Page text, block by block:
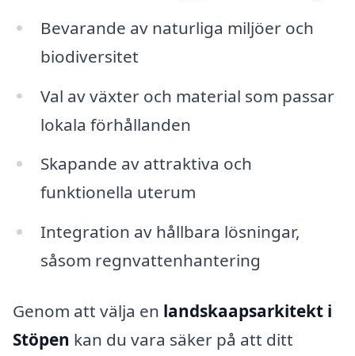
Bevarande av naturliga miljöer och
biodiversitet
Val av växter och material som passar
lokala förhållanden
Skapande av attraktiva och
funktionella uterum
Integration av hållbara lösningar,
såsom regnvattenhantering
Genom att välja en landskaapsarkitekt i
Stöpen kan du vara säker på att ditt